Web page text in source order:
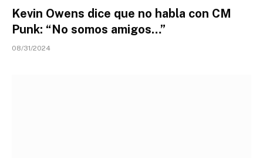
Kevin Owens dice que no habla con CM
Punk: “No somos amigos…”
08/31/2024